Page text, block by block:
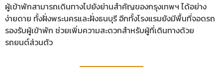
ผู้เข้าพักสามารถเดินทางไปยังย่านสำคัญของกรุงเทพฯ ได้อย่าง
ง่ายดาย ทั้งฝั่งพระนครและฝั่งธนบุรี อีกทั้งโรงแรมยังมีพื้นที่จอดรถ
รองรับผู้เข้าพัก ช่วยเพิ่มความสะดวกสำหรับผู้ที่เดินทางด้วย
รถยนต์ส่วนตัว